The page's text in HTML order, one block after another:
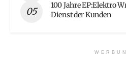
100 Jahre EP:Elektro
Dienst der Kunden